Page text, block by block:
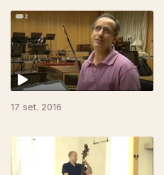
17 set. 2016
249995